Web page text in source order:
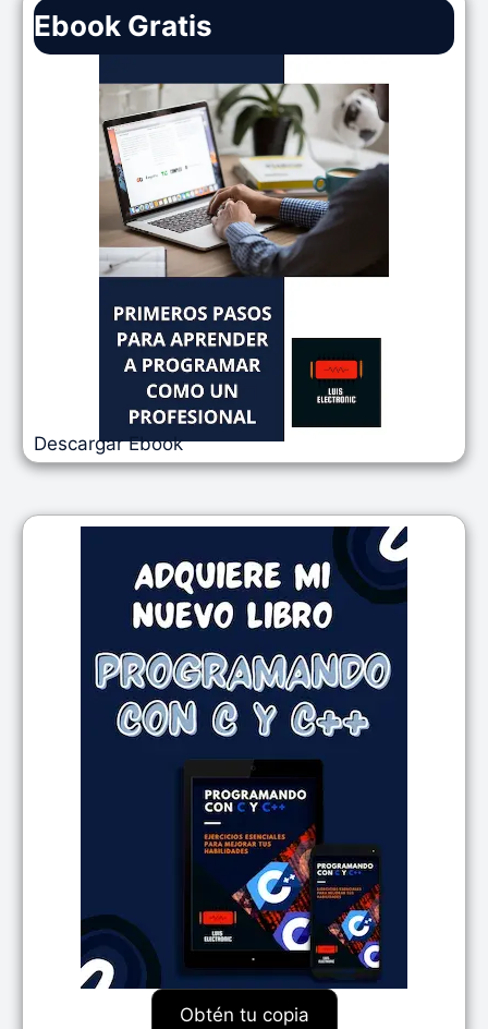
Ebook Gratis
Descargar Ebook
Obtén tu copia